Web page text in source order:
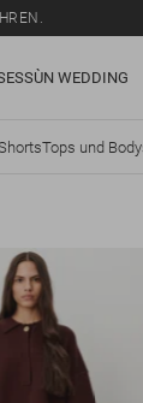
WEDDING
Tops und